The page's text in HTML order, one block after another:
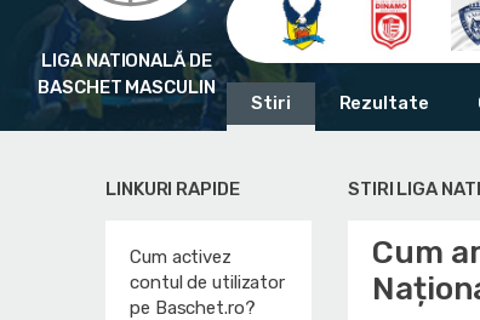
LIGA NATIONALĂ DE
BASCHET MASCULIN
Stiri Rezultate
LINKURI RAPIDE
Cum activez
contul de utilizator
pe Baschet.ro?
STIRI LIGA
Cum